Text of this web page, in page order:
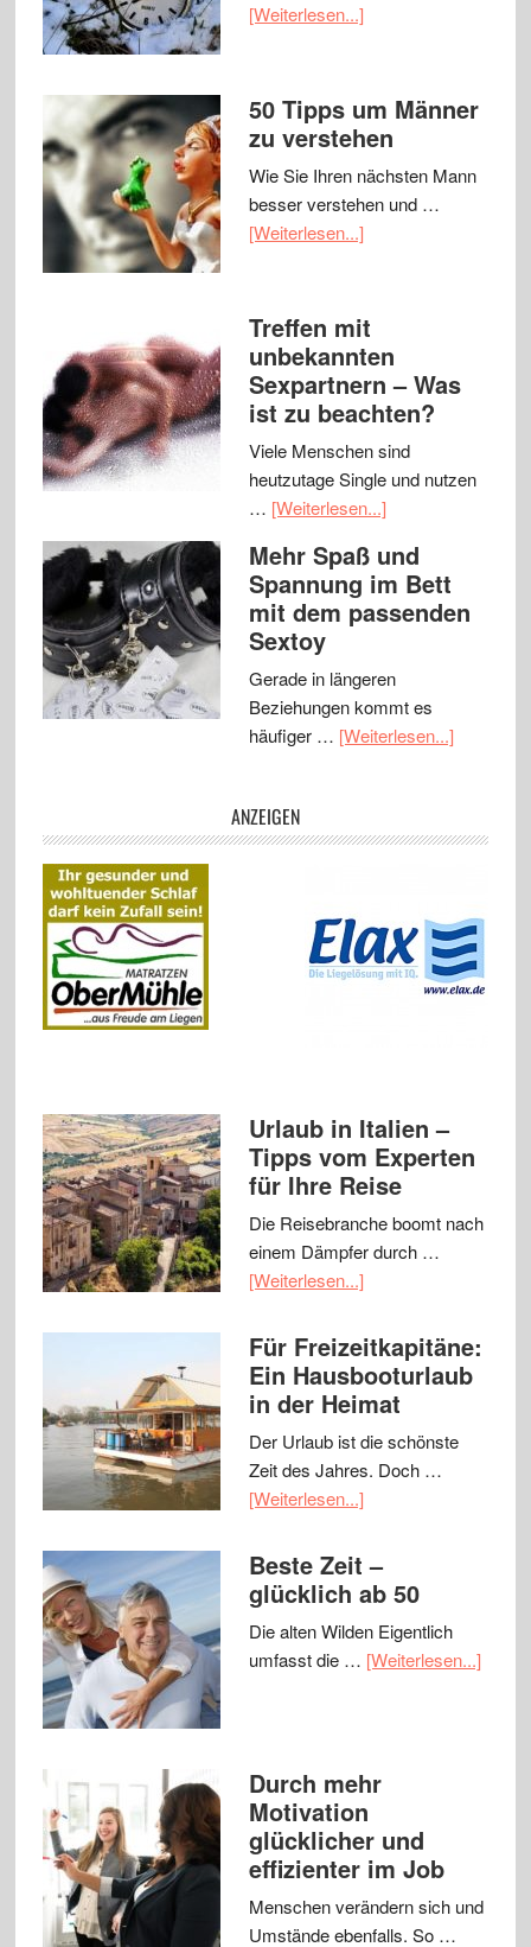
[Weiterlesen...]
50 Tipps um Männer
zu verstehen
Wie Sie Ihren nächsten Mann
besser verstehen und …
[Weiterlesen...]
Treffen mit
unbekannten
Sexpartnern – Was
ist zu beachten?
Viele Menschen sind
heutzutage Single und nutzen
… [Weiterlesen...]
Mehr Spaß und
Spannung im Bett
mit dem passenden
Sextoy
Gerade in längeren
Beziehungen kommt es
häufiger … [Weiterlesen...]
ANZEIGEN
Urlaub in Italien –
Tipps vom Experten
für Ihre Reise
Die Reisebranche boomt nach
einem Dämpfer durch …
[Weiterlesen...]
Für Freizeitkapitäne:
Ein Hausbooturlaub
in der Heimat
Der Urlaub ist die schönste
Zeit des Jahres. Doch …
[Weiterlesen...]
Beste Zeit –
glücklich ab 50
Die alten Wilden Eigentlich
umfasst die … [Weiterlesen...]
Durch mehr
Motivation
glücklicher und
effizienter im Job
Menschen verändern sich und
Umstände ebenfalls. So …